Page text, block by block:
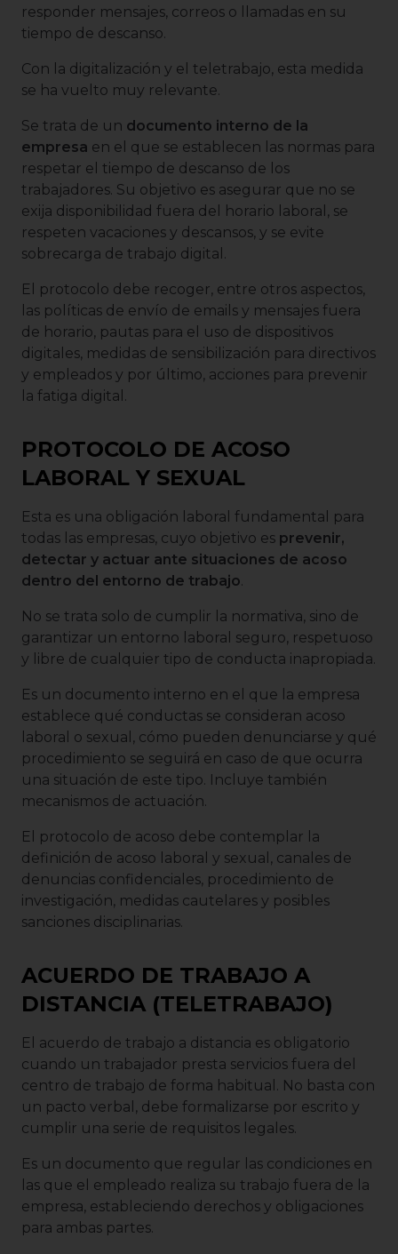
responder mensajes, correos o llamadas en su
tiempo de descanso.
Con la digitalización y el teletrabajo, esta medida
se ha vuelto muy relevante.
Se trata de un documento interno de la
empresa en el que se establecen las normas para
respetar el tiempo de descanso de los
trabajadores. Su objetivo es asegurar que no se
exija disponibilidad fuera del horario laboral, se
respeten vacaciones y descansos, y se evite
sobrecarga de trabajo digital.
El protocolo debe recoger, entre otros aspectos,
las políticas de envío de emails y mensajes fuera
de horario, pautas para el uso de dispositivos
digitales, medidas de sensibilización para directivos
y empleados y por último, acciones para prevenir
la fatiga digital.
PROTOCOLO DE ACOSO
LABORAL Y SEXUAL
Esta es una obligación laboral fundamental para
todas las empresas, cuyo objetivo es prevenir,
detectar y actuar ante situaciones de acoso
dentro del entorno de trabajo.
No se trata solo de cumplir la normativa, sino de
garantizar un entorno laboral seguro, respetuoso
y libre de cualquier tipo de conducta inapropiada.
Es un documento interno en el que la empresa
establece qué conductas se consideran acoso
laboral o sexual, cómo pueden denunciarse y qué
procedimiento se seguirá en caso de que ocurra
una situación de este tipo. Incluye también
mecanismos de actuación.
El protocolo de acoso debe contemplar la
definición de acoso laboral y sexual, canales de
denuncias confidenciales, procedimiento de
investigación, medidas cautelares y posibles
sanciones disciplinarias.
ACUERDO DE TRABAJO A
DISTANCIA (TELETRABAJO)
El acuerdo de trabajo a distancia es obligatorio
cuando un trabajador presta servicios fuera del
centro de trabajo de forma habitual. No basta con
un pacto verbal, debe formalizarse por escrito y
cumplir una serie de requisitos legales.
Es un documento que regular las condiciones en
las que el empleado realiza su trabajo fuera de la
empresa, estableciendo derechos y obligaciones
para ambas partes.